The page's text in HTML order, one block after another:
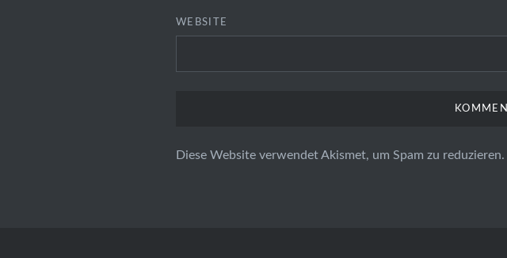
WEBSITE
Diese Website verwendet Akismet, um Spam zu reduzieren.